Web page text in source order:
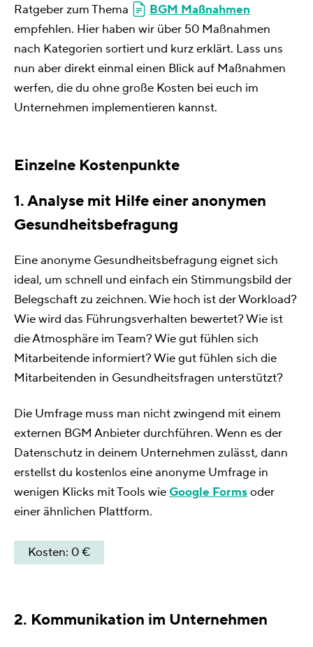
Ratgeber zum Thema
BGM Maßnahmen
empfehlen. Hier haben wir über 50 Maßnahmen
nach Kategorien sortiert und kurz erklärt. Lass uns
nun aber direkt einmal einen Blick auf Maßnahmen
werfen, die du ohne große Kosten bei euch im
Unternehmen implementieren kannst.
Einzelne Kostenpunkte
1. Analyse mit Hilfe einer anonymen
Gesundheitsbefragung
Eine anonyme Gesundheitsbefragung eignet sich
ideal, um schnell und einfach ein Stimmungsbild der
Belegschaft zu zeichnen. Wie hoch ist der Workload?
Wie wird das Führungsverhalten bewertet? Wie ist
die Atmosphäre im Team? Wie gut fühlen sich
Mitarbeitende informiert? Wie gut fühlen sich die
Mitarbeitenden in Gesundheitsfragen unterstützt?
Die Umfrage muss man nicht zwingend mit einem
externen BGM Anbieter durchführen. Wenn es der
Datenschutz in deinem Unternehmen zulässt, dann
erstellst du kostenlos eine anonyme Umfrage in
wenigen Klicks mit Tools wieGoogle Formsoder
einer ähnlichen Plattform.
Kosten: 0 €
2. Kommunikation im Unternehmen